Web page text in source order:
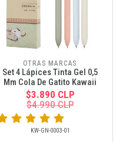
OTRAS MARCAS
Set 4 Lápices Tinta Gel 0,5
Mm Cola De Gatito Kawaii
$3.890 CLP
$4.990 CLP
KW-GN-0003-01